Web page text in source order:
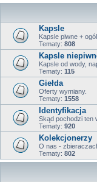
Kapsle
Kapsle piwne +
Tematy: 808
Kapsle
Kapsle od wody,
Tematy: 115
Giełda
Oferty wymiany.
Tematy: 1558
Identyfikacja
Skąd pochodzi ten
Tematy: 920
Kolekcjonerzy
O nas -
Tematy: 802